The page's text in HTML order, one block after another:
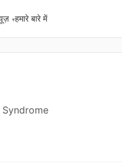
हमारे बारे में
Syndrome